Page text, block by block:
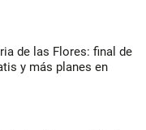
de las Flores: final de
y más planes en